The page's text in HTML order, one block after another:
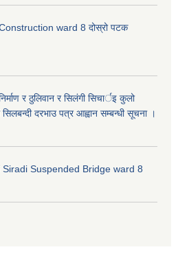
ward 8 दोस्रो पटक
र ठुलिवान र सिलंगी सिचार्इ कुलो
सिलबन्दी दरभाउ पत्र आह्वान सम्बन्धी सूचना ।
Suspended Bridge ward 8